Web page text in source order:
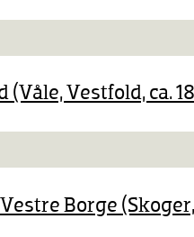
(Ullensaker,
(Våle, Vestfold, ca.
Borge